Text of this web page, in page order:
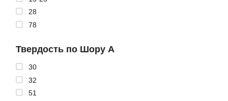
28
78
Твердость по Шору А
30
32
51